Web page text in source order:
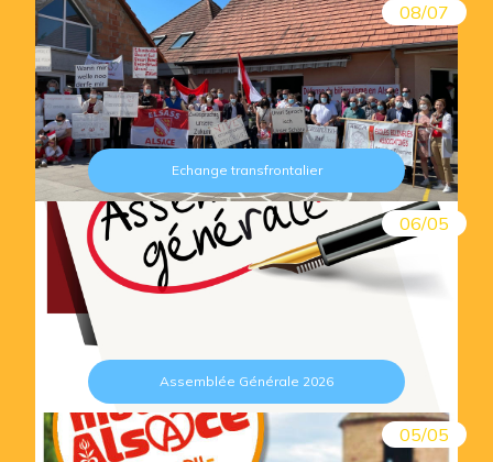
08/07
Echange transfrontalier
06/05
Assemblée Générale 2026
05/05